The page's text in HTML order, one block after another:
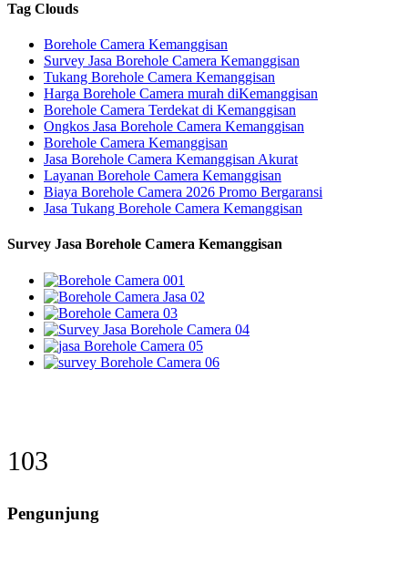
Tag Clouds
Borehole Camera Kemanggisan
Survey Jasa Borehole Camera Kemanggisan
Tukang Borehole Camera Kemanggisan
Harga Borehole Camera murah diKemanggisan
Borehole Camera Terdekat di Kemanggisan
Ongkos Jasa Borehole Camera Kemanggisan
Borehole Camera Kemanggisan
Jasa Borehole Camera Kemanggisan Akurat
Layanan Borehole Camera Kemanggisan
Biaya Borehole Camera 2026 Promo Bergaransi
Jasa Tukang Borehole Camera Kemanggisan
Survey Jasa Borehole Camera Kemanggisan
126
Pengunjung